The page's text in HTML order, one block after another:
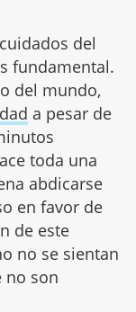
del
fundamental.
del mundo,
a pesar de
toda una
abdicarse
en favor de
de este
no se sientan
no son